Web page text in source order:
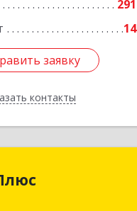
291
14
заявку
контакты
заявку
Назад
/Якутия/ Респ, Якутск г,